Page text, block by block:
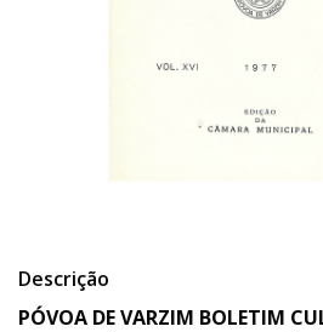
Descrição
PÓVOA DE VARZIM BOLETIM